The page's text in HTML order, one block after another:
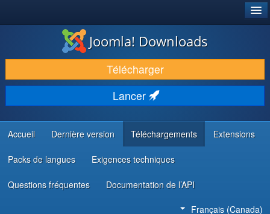
TÉLÉCHARGER & ENRICHIR
DÉCOUVRIR & APPRENDRE
COMMUNAUTÉ & SUPPORT
RESSOURCES DÉVELOPPEURS
Joomla! Downloads
Télécharger
Lancer
Accueil Dernière version Téléchargements Extensions
Packs de langues Exigences techniques
Questions fréquentes Documentation de l’API
Français (Canada)